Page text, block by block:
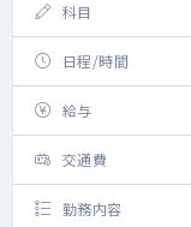
科目
日程/時間
給与
交通費
勤務内容